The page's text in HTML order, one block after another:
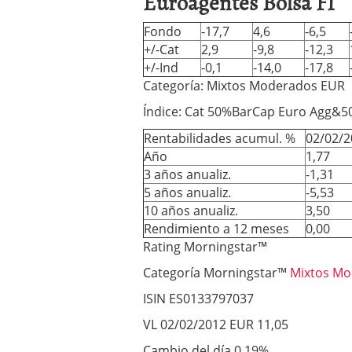
Los fondos de
no se detiene febrero 8,
Los fondos de
de 450.889 millones de
Fondo -17,7 4,6 -6,5
+/-Cat
2,9 -9,8 -12,3
+/-Ind
-0,1 -14,0 -17,8
Categoría: Mixtos Moderados EUR
Índice: Cat 50%BarCap Euro
Rentabilidades acumul. % 02/02/
Año
1,77
3 años anualiz.
-1,31
5 años anualiz.
-5,53
10 años anualiz.
3,50
Rendimiento a 12 meses
0,00
Rating Morningstar™
Categoría Morningstar™ Mixtos
ISIN ES0133797037
VL 02/02/2012 EUR 11,05